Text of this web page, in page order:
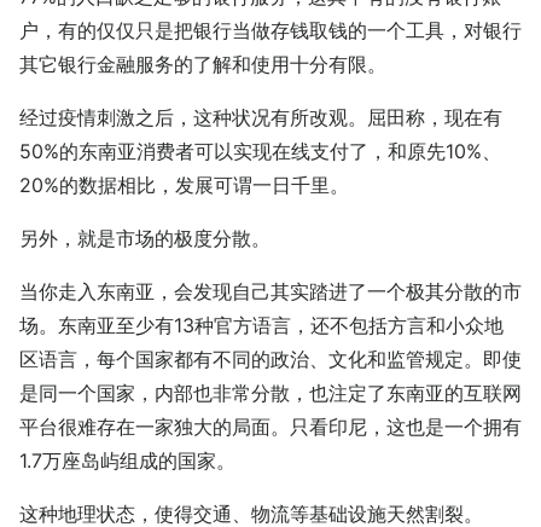
户，有的仅仅只是把银行当做存钱取钱的一个工具，对银行
其它银行金融服务的了解和使用十分有限。
经过疫情刺激之后，这种状况有所改观。屈田称，现在有
50%的东南亚消费者可以实现在线支付了，和原先10%、
20%的数据相比，发展可谓一日千里。
另外，就是市场的极度分散。
当你走入东南亚，会发现自己其实踏进了一个极其分散的市
场。东南亚至少有13种官方语言，还不包括方言和小众地
区语言，每个国家都有不同的政治、文化和监管规定。即使
是同一个国家，内部也非常分散，也注定了东南亚的互联网
平台很难存在一家独大的局面。只看印尼，这也是一个拥有
1.7万座岛屿组成的国家。
这种地理状态，使得交通、物流等基础设施天然割裂。